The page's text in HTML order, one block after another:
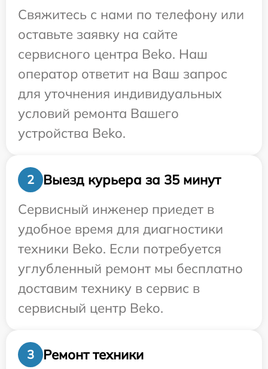
Свяжитесь с нами по телефону или
оставьте заявку на сайте
сервисного центра Beko. Наш
оператор ответит на Ваш запрос
для уточнения индивидуальных
условий ремонта Вашего
устройства Beko.
2
Выезд курьера за 35 минут
Сервисный инженер приедет в
удобное время для диагностики
техники Beko. Если потребуется
углубленный ремонт мы бесплатно
доставим технику в сервис в
сервисный центр Beko.
3 Ремонт техники